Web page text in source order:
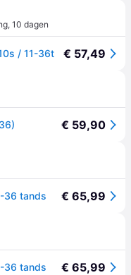
, 10 dagen
/ 11-36t € 57,49
€ 59,90
36 tands € 65,99
36 tands € 65,99